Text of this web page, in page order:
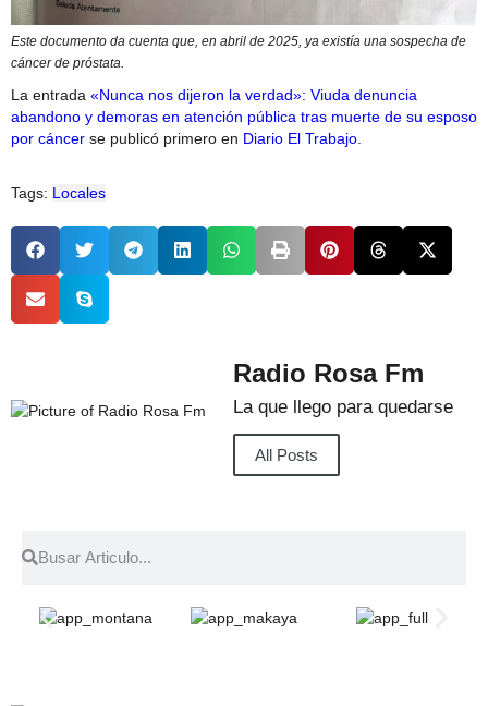
Este documento da cuenta que, en abril de 2025, ya existía una sospecha de
cáncer de próstata.
La entrada «Nunca nos dijeron la verdad»: Viuda denuncia
abandono y demoras en atención pública tras muerte de su esposo
por cáncer se publicó primero en Diario El Trabajo.
Tags: Locales
Radio Rosa Fm
La que llego para quedarse
All Posts